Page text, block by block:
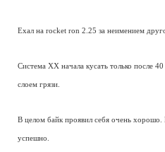
Ехал на rocket ron 2.25 за неимением
Система ХХ начала кусать только после
слоем грязи.
В целом байк проявил себя очень
успешно.